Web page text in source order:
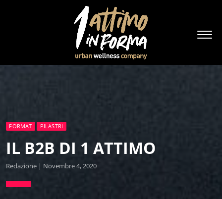
FORMAT PILASTRI
IL B2B DI 1 ATTIMO
Redazione | Novembre 4, 2020